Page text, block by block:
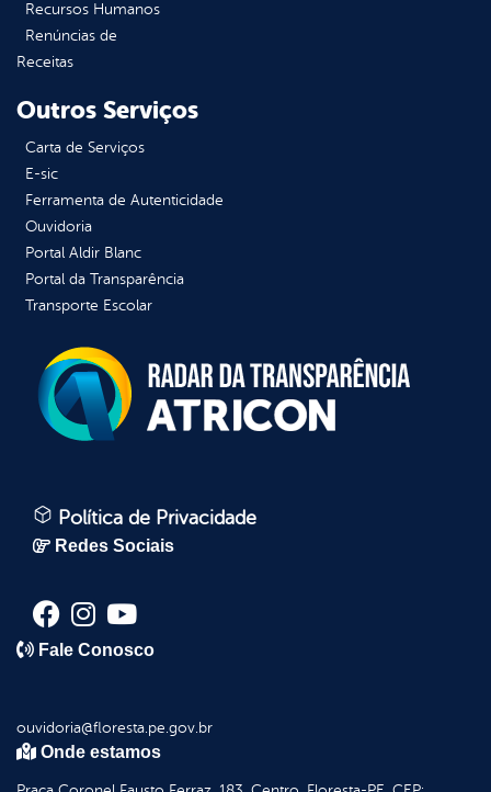
Recursos Humanos
Renúncias de
Receitas
Outros Serviços
Carta de Serviços
E-sic
Ferramenta de Autenticidade
Ouvidoria
Portal Aldir Blanc
Portal da Transparência
Transporte Escolar
Política de Privacidade
Redes Sociais
Fale Conosco
ouvidoria@floresta.pe.gov.br
Onde estamos